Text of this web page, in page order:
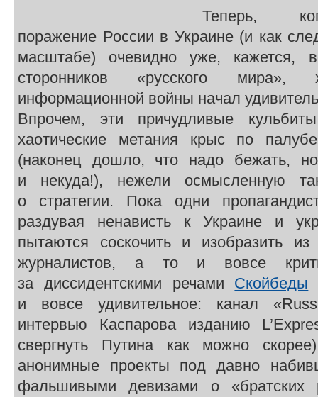
Теперь,
поражение России в Украине (и как
масштабе) очевидно уже, кажется,
сторонников «русского мира»,
информационной войны начал
Впрочем, эти причудливые
хаотические метания крыс по
(наконец дошло, что надо бежать,
и некуда!), нежели осмысленную
о стратегии. Пока одни
раздувая ненависть к Украине и
пытаются соскочить и изобразить из
журналистов, а то и вовсе
за диссидентскими речами Скойбеды
и вовсе удивительное: канал
интервью Каспарова изданию
свергнуть Путина как можно
анонимные проекты под давно
фальшивыми девизами о «братских